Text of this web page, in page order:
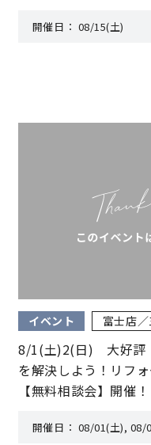
開催日： 08/15(土)
イベント 富士店
8/1(土)2(日) 大好評
を解決しよう！リフ
【無料相談会】開催！
開催日： 08/01(土), 08/